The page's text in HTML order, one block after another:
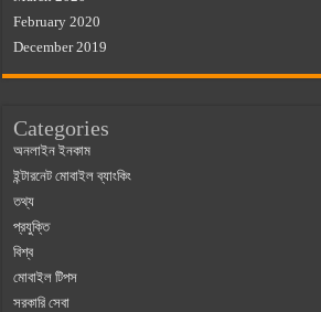
February 2020
December 2019
Categories
অনলাইন ইনকাম
ইন্টারনেট মোবাইল ব্যাংকিং
তথ্য
প্রযুক্তি
বিশ্ব
মোবাইল টিপস
সরকারি সেবা